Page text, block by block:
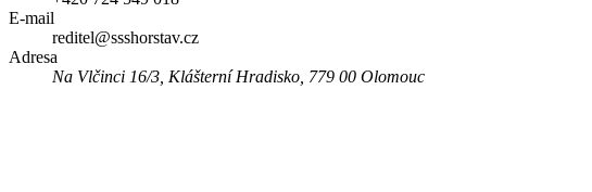
E-mail
reditel@ssshorstav.cz
Adresa
Na Vlčinci 16/3, Klášterní Hradisko, 779 00 Olomouc